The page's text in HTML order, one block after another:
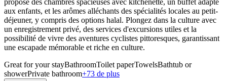
aux enfants, et les arômes alléchants des spécialités locales au petit-
déjeuner, y compris des options halal. Plongez dans la culture avec
un enregistrement privé, des services d'excursions utiles et la
possibilité de vivre des aventures cyclistes pittoresques, garantissant
une escapade mémorable et riche en culture.
Great for your stayBathroomToilet paperTowelsBathtub or
showerPrivate bathroom+73 de plus